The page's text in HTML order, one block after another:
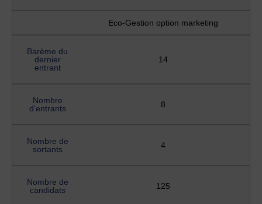
Eco-Gestion option marketing
Barème du
dernier
entrant
14
Nombre
d'entrants
8
Nombre de
sortants
4
Nombre de
candidats
125